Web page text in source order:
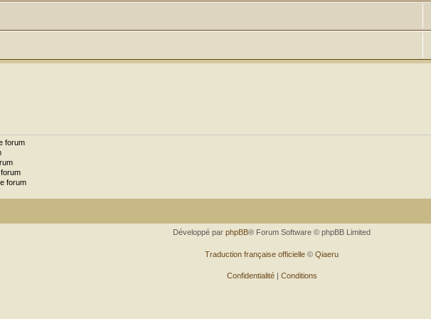
forum
forum
Développé par phpBB® Forum Software © phpBB Limited
Traduction française officielle © Qiaeru
Confidentialité| Conditions